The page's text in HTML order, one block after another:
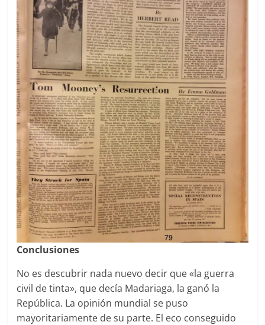
Conclusiones
No es descubrir nada nuevo decir que «la guerra
civil de tinta», que decía Madariaga, la ganó la
República. La opinión mundial se puso
mayoritariamente de su parte. El eco conseguido